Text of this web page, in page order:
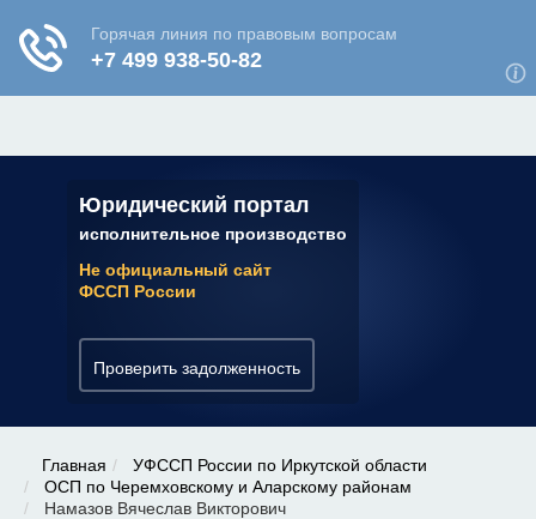
Юридический портал
исполнительное производство
Не официальный сайт
ФССП России
Проверить задолженность
✆ 7 (800) 350-22-64
Главная
УФССП России по Иркутской области
ОСП по Черемховскому и Аларскому районам
Намазов Вячеслав Викторович